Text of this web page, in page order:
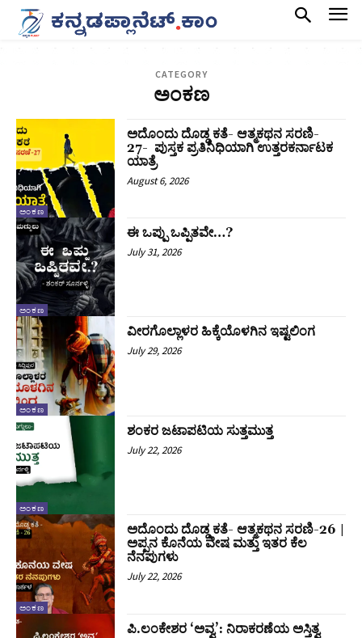
CATEGORY
ಅಂಕಣ
ಅಂಕಣ
ಅದೊಂದು ದೊಡ್ಡ ಕತೆ- ಆತ್ಮಕಥನ ಸರಣಿ-
27- ಪುಸ್ತಕ ಪ್ರತಿನಿಧಿಯಾಗಿ ಉತ್ತರಕರ್ನಾಟಕ
ಯಾತ್ರೆ
August 6, 2026
ಅಂಕಣ
ಈ ಒಪ್ಪು ಒಪ್ಪಿತವೇ…?
July 31, 2026
ಅಂಕಣ
ವೀರಗೊಲ್ಲಾಳರ ಹಿಕ್ಕೆಯೊಳಗಿನ ಇಷ್ಟಲಿಂಗ
July 29, 2026
ಅಂಕಣ
ಶಂಕರ ಜಟಾಪಟಿಯ ಸುತ್ತಮುತ್ತ
July 22, 2026
ಅಂಕಣ
ಅದೊಂದು ದೊಡ್ಡ ಕತೆ- ಆತ್ಮಕಥನ ಸರಣಿ-26 |
ಅಪ್ಪನ ಕೊನೆಯ ವೇಷ ಮತ್ತು ಇತರ ಕೆಲ
ನೆನಪುಗಳು
July 22, 2026
ಪಿ.ಲಂಕೇಶರ ‘ಅವ್ವ’: ನಿರಾಕರಣೆಯ ಅಸ್ತಿತ್ವ